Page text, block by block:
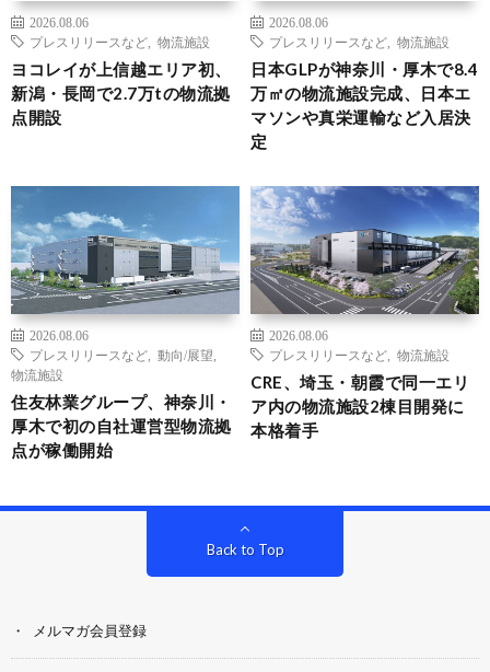
2026.08.06
プレスリリースなど
物流施設
ヨコレイが上信越エリア初、
新潟・長岡で2.7万tの物流拠
点開設
2026.08.06
プレスリリースなど
物流施設
日本GLPが神奈川・厚木で8.4
万㎡の物流施設完成、日本エ
マソンや真栄運輸など入居決
定
2026.08.06
プレスリリースなど
動向/展望
物流施設
住友林業グループ、神奈川・
厚木で初の自社運営型物流拠
点が稼働開始
2026.08.06
プレスリリースなど
物流施設
CRE、埼玉・朝霞で同一エリ
ア内の物流施設2棟目開発に
本格着手
Back to Top
メルマガ会員登録